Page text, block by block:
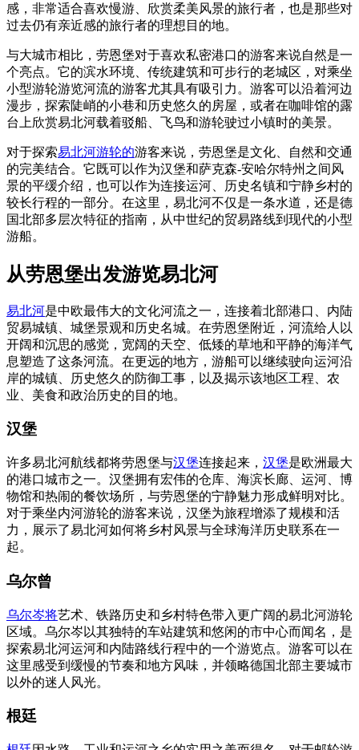
感，非常适合喜欢慢游、欣赏柔美风景的旅行者，也是那些对
过去仍有亲近感的旅行者的理想目的地。
与大城市相比，劳恩堡对于喜欢私密港口的游客来说自然是一
个亮点。它的滨水环境、传统建筑和可步行的老城区，对乘坐
小型游轮游览河流的游客尤其具有吸引力。游客可以沿着河边
漫步，探索陡峭的小巷和历史悠久的房屋，或者在咖啡馆的露
台上欣赏易北河载着驳船、飞鸟和游轮驶过小镇时的美景。
对于探索易北河游轮的游客来说，劳恩堡是文化、自然和交通
的完美结合。它既可以作为汉堡和萨克森-安哈尔特州之间风
景的平缓介绍，也可以作为连接运河、历史名镇和宁静乡村的
较长行程的一部分。在这里，易北河不仅是一条水道，还是德
国北部多层次特征的指南，从中世纪的贸易路线到现代的小型
游船。
从劳恩堡出发游览易北河
易北河是中欧最伟大的文化河流之一，连接着北部港口、内陆
贸易城镇、城堡景观和历史名城。在劳恩堡附近，河流给人以
开阔和沉思的感觉，宽阔的天空、低矮的草地和平静的海洋气
息塑造了这条河流。在更远的地方，游船可以继续驶向运河沿
岸的城镇、历史悠久的防御工事，以及揭示该地区工程、农
业、美食和政治历史的目的地。
汉堡
许多易北河航线都将劳恩堡与汉堡连接起来， 汉堡是欧洲最大
的港口城市之一。汉堡拥有宏伟的仓库、海滨长廊、运河、博
物馆和热闹的餐饮场所，与劳恩堡的宁静魅力形成鲜明对比。
对于乘坐内河游轮的游客来说，汉堡为旅程增添了规模和活
力，展示了易北河如何将乡村风景与全球海洋历史联系在一
起。
乌尔曾
乌尔岑将艺术、铁路历史和乡村特色带入更广阔的易北河游轮
区域。乌尔岑以其独特的车站建筑和悠闲的市中心而闻名，是
探索易北河运河和内陆路线行程中的一个游览点。游客可以在
这里感受到缓慢的节奏和地方风味，并领略德国北部主要城市
以外的迷人风光。
根廷